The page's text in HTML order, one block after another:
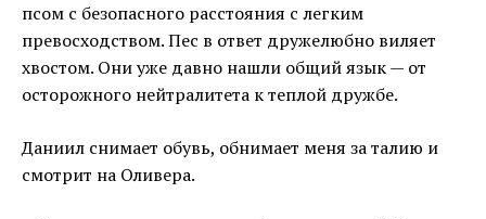
псом с безопасного расстояния с легким
превосходством. Пес в ответ дружелюбно виляет
хвостом. Они уже давно нашли общий язык — от
осторожного нейтралитета к теплой дружбе.
Даниил снимает обувь, обнимает меня за талию и
смотрит на Оливера.